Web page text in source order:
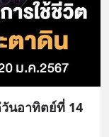
นอาทิตย์ที่ 14